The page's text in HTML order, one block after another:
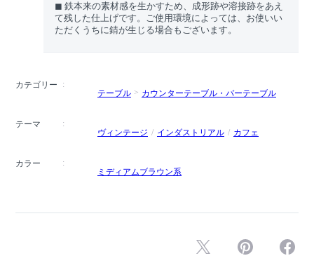
◼︎ 鉄本来の素材感を生かすため、成形跡や溶接跡をあえ
て残した仕上げです。ご使用環境によっては、お使いい
ただくうちに錆が生じる場合もございます。
カテゴリー
テーブル
カウンターテーブル・バーテーブル
テーマ
ヴィンテージ
インダストリアル カフェ
カラー
ミディアムブラウン系